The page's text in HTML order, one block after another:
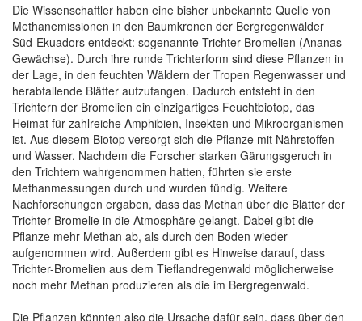
Die Wissenschaftler haben eine bisher unbekannte Quelle von
Methanemissionen in den Baumkronen der Bergregenwälder
Süd-Ekuadors entdeckt: sogenannte Trichter-Bromelien (Ananas-
Gewächse). Durch ihre runde Trichterform sind diese Pflanzen in
der Lage, in den feuchten Wäldern der Tropen Regenwasser und
herabfallende Blätter aufzufangen. Dadurch entsteht in den
Trichtern der Bromelien ein einzigartiges Feuchtbiotop, das
Heimat für zahlreiche Amphibien, Insekten und Mikroorganismen
ist. Aus diesem Biotop versorgt sich die Pflanze mit Nährstoffen
und Wasser. Nachdem die Forscher starken Gärungsgeruch in
den Trichtern wahrgenommen hatten, führten sie erste
Methanmessungen durch und wurden fündig. Weitere
Nachforschungen ergaben, dass das Methan über die Blätter der
Trichter-Bromelie in die Atmosphäre gelangt. Dabei gibt die
Pflanze mehr Methan ab, als durch den Boden wieder
aufgenommen wird. Außerdem gibt es Hinweise darauf, dass
Trichter-Bromelien aus dem Tieflandregenwald möglicherweise
noch mehr Methan produzieren als die im Bergregenwald.
Die Pflanzen könnten also die Ursache dafür sein, dass über den